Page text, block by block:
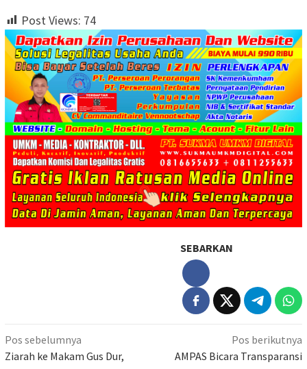
Post Views: 74
SEBARKAN
Navigasi
pos
Pos sebelumnya
Ziarah ke Makam Gus Dur,
Pos berikutnya
AMPAS Bicara Transparansi